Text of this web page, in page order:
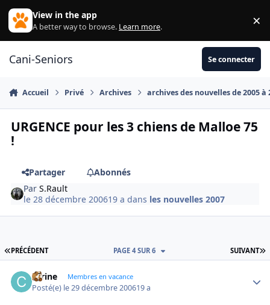
Aller au contenu
View in the app
A better way to browse. Learn more. ×
Cani-Seniors Se connecter
Accueil Privé Archives archives des nouvelles de 2005 à
URGENCE pour les 3 chiens de Malloe 75
!
Partager
Abonnés
ParS.Rault
le 28 décembre 200619 a dans les nouvelles 2007
PREMIÈRE PAGE
PRÉCÉDENT SUIVANT
PAGE 4 SUR 6
carine Membres en vacance
Posté(e) le 29 décembre 200619 a